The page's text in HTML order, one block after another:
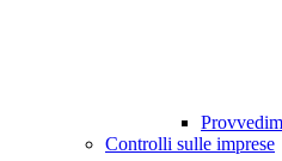
Controlli sulle imprese